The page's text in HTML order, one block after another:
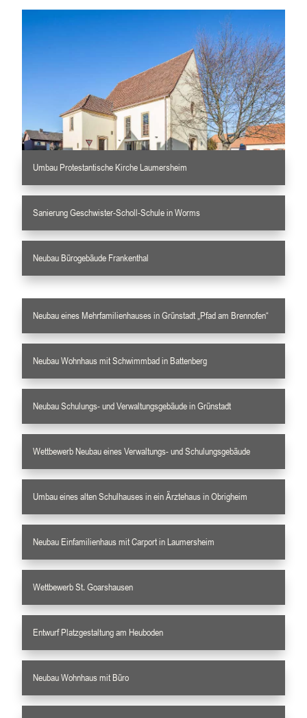
Umbau Protestantische Kirche Laumersheim
Sanierung Geschwister-Scholl-Schule in Worms
Neubau Bürogebäude Frankenthal
Neubau eines Mehrfamilienhauses in Grünstadt „Pfad am Brennofen“
Neubau Wohnhaus mit Schwimmbad in Battenberg
Neubau Schulungs- und Verwaltungsgebäude in Grünstadt
Wettbewerb Neubau eines Verwaltungs- und Schulungsgebäude
Umbau eines alten Schulhauses in ein Ärztehaus in Obrigheim
Neubau Einfamilienhaus mit Carport in Laumersheim
Wettbewerb St. Goarshausen
Entwurf Platzgestaltung am Heuboden
Neubau Wohnhaus mit Büro